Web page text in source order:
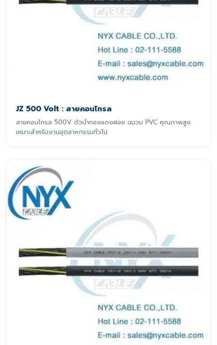
JZ 500 Volt : สายคอนโทรล
สายคอนโทรล 500V ตัวนำทองแดงฝอย ฉนวน PVC คุณภาพสูง
เหมาะสำหรับงานอุตสาหกรรมทั่วไป